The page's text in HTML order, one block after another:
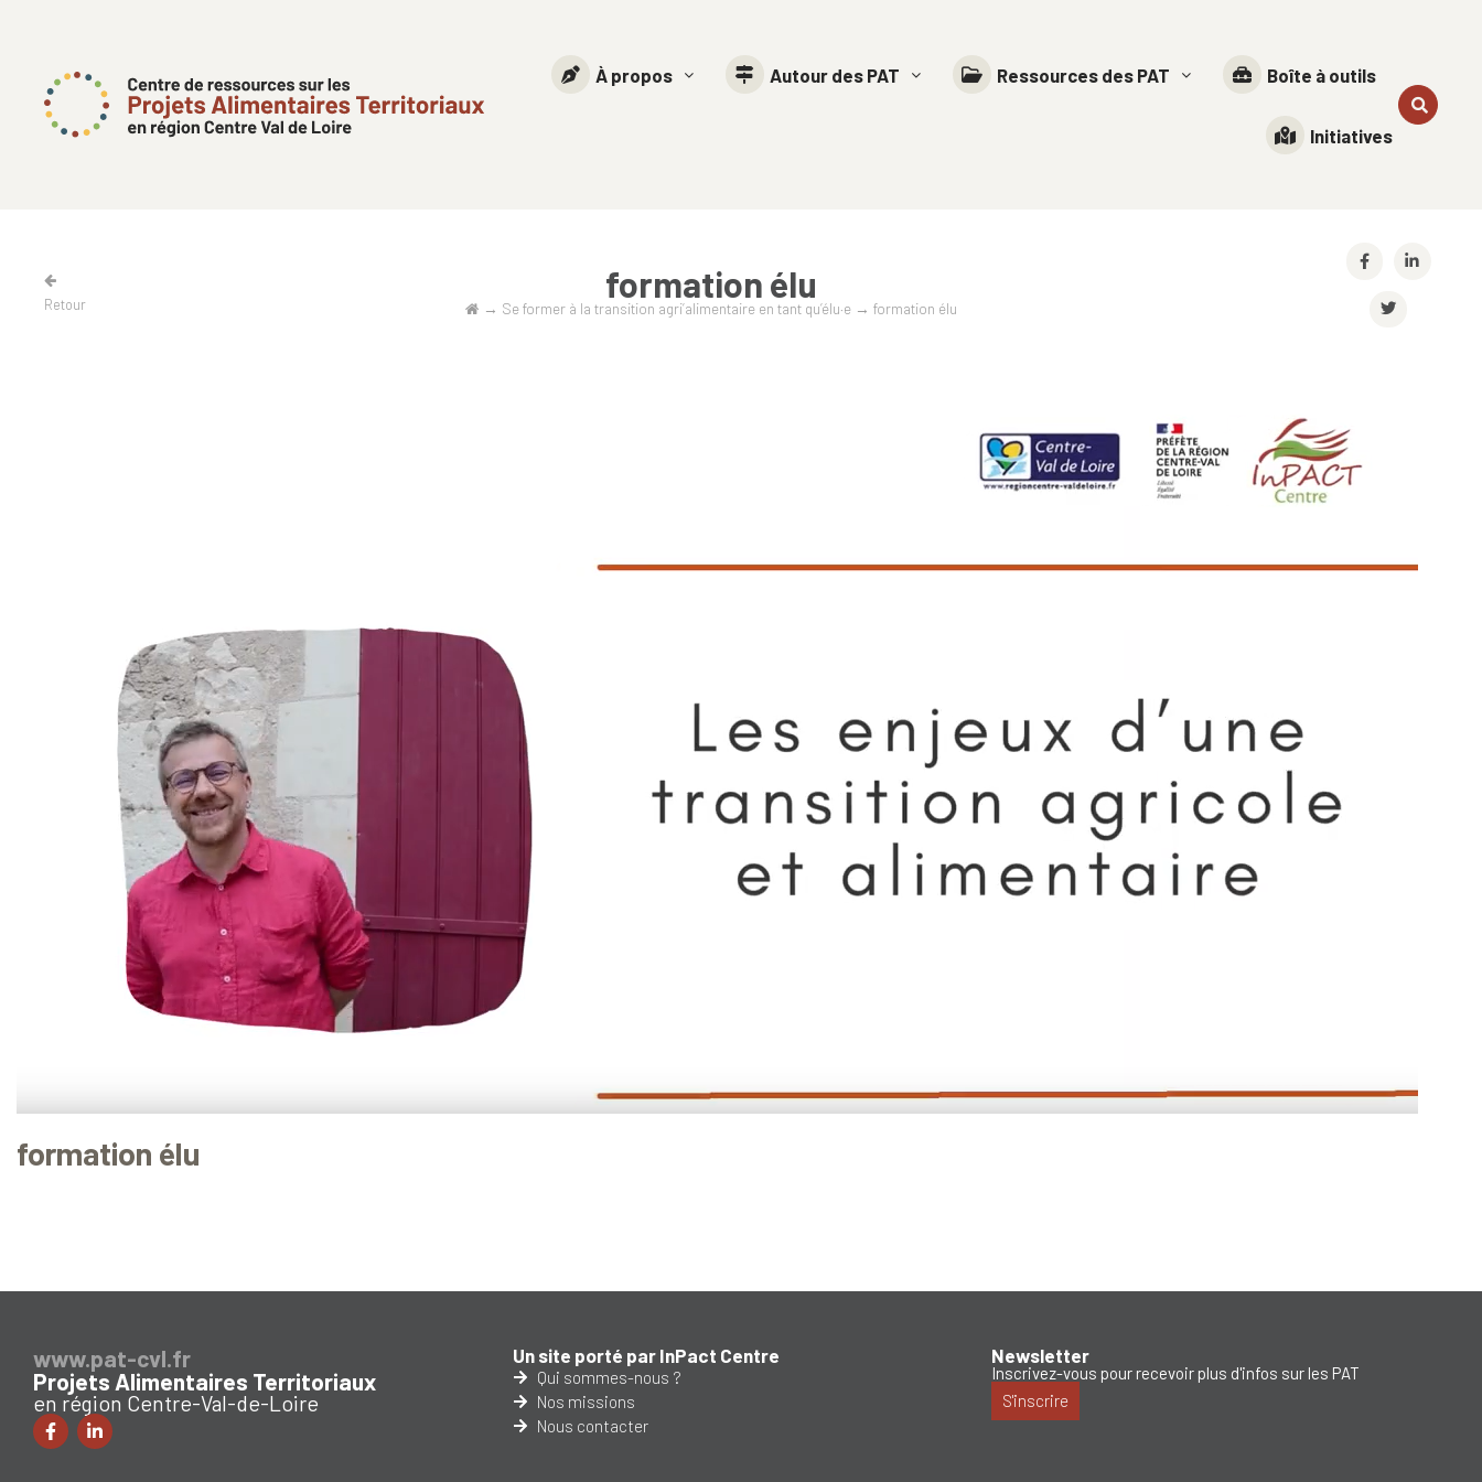
À propos Autour des PAT Ressources des PAT Boîte à outils
Initiatives
Retour formation élu
→ Se former à la transition agri’alimentaire en tant qu’élu·e → formation élu
formation élu
www.pat-cvl.fr
Projets Alimentaires Territoriaux
en région Centre-Val-de-Loire
Un site porté par InPact Centre
Qui sommes-nous ?
Nos missions
Nous contacter
Newsletter
Inscrivez-vous pour recevoir plus d'infos sur les PAT
S'inscrire